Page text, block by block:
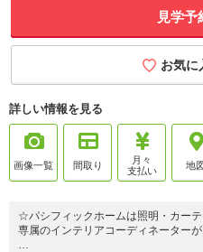
見学予
お気に
詳しい情報を見る
画像一覧 間取り
月々
支払い
地
☆パシフィックホームは照明・カー
専属のインテリアコーディネーター